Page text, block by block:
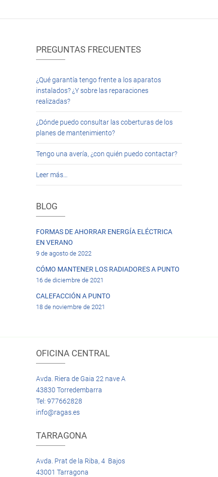
PREGUNTAS FRECUENTES
¿Qué garantía tengo frente a los aparatos
instalados? ¿Y sobre las reparaciones
realizadas?
¿Dónde puedo consultar las coberturas de los
planes de mantenimiento?
Tengo una avería, ¿con quién puedo contactar?
Leer más…
BLOG
FORMAS DE AHORRAR ENERGÍA ELÉCTRICA
EN VERANO
9 de agosto de 2022
CÓMO MANTENER LOS RADIADORES A PUNTO
16 de diciembre de 2021
CALEFACCIÓN A PUNTO
18 de noviembre de 2021
OFICINA CENTRAL
Avda. Riera de Gaia 22 nave A
43830 Torredembarra
Tel: 977662828
info@ragas.es
TARRAGONA
Avda. Prat de la Riba, 4 Bajos
43001 Tarragona